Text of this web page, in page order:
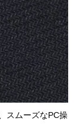
スムーズなPC操